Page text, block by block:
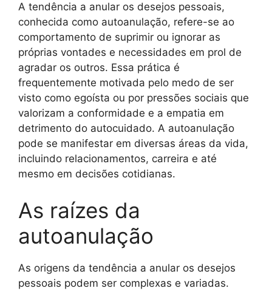
A tendência a anular os desejos pessoais,
conhecida como autoanulação, refere-se ao
comportamento de suprimir ou ignorar as
próprias vontades e necessidades em prol de
agradar os outros. Essa prática é
frequentemente motivada pelo medo de ser
visto como egoísta ou por pressões sociais que
valorizam a conformidade e a empatia em
detrimento do autocuidado. A autoanulação
pode se manifestar em diversas áreas da vida,
incluindo relacionamentos, carreira e até
mesmo em decisões cotidianas.
As raízes da
autoanulação
As origens da tendência a anular os desejos
pessoais podem ser complexas e variadas.